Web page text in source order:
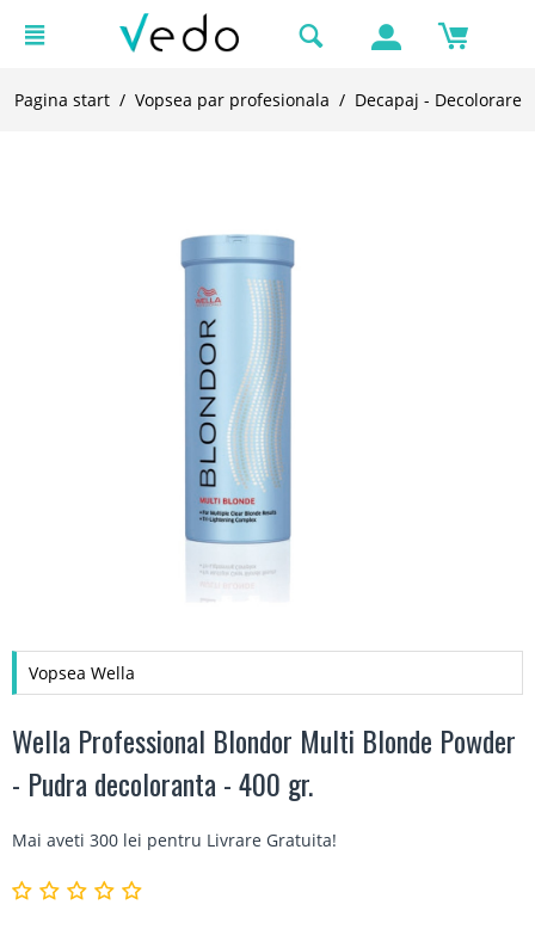
Pagina start / Vopsea par profesionala / Decapaj - Decolorare
Vopsea Wella
Wella Professional Blondor Multi Blonde Powder
- Pudra decoloranta - 400 gr.
Mai aveti 300 lei pentru Livrare Gratuita!